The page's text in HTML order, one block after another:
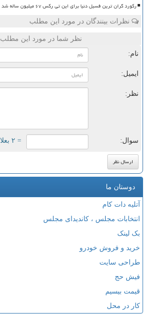
رکورد گران ترین فسیل دنیا برای این تی رکس ۶۷ میلیون ساله شد
نظرات بینندگان در مورد این مطلب
نظر شما در مورد این مطلب
نام:
ایمیل:
نظر:
سوال: = ۲ بعلاوه ۴
دوستان ما
آتلیه دات کام
انتخابات مجلس ، کاندیدای مجلس
بک لینک
خرید و فروش خودرو
طراحی سایت
فیش حج
قیمت بیسیم
کار در محل